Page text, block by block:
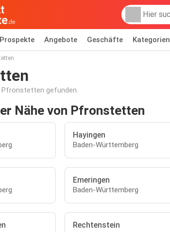
Angebote Geschäfte Kategorien
gefunden.
Nähe von Pfronstetten
Hayingen
Baden-Württemberg
Emeringen
Baden-Württemberg
Rechtenstein